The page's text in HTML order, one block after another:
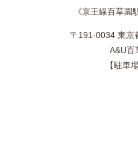
《京王線百草園
〒191-0034 東京
A&U百
【駐車